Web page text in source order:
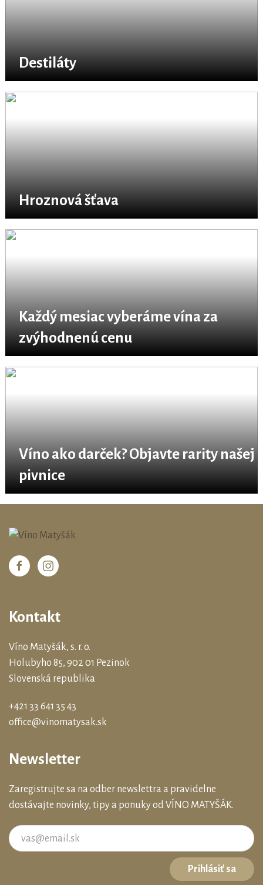
Destiláty
Hroznová šťava
Každý mesiac vyberáme vína za
zvýhodnenú cenu
Víno ako darček? Objavte rarity našej
pivnice
Kontakt
Víno Matyšák, s. r. o.
Holubyho 85, 902 01 Pezinok
Slovenská republika
+421 33 641 35 43
office@vinomatysak.sk
Newsletter
Zaregistrujte sa na odber newslettra a pravidelne
dostávajte novinky, tipy a ponuky od VÍNO MATYŠÁK.
Prihlásiť sa